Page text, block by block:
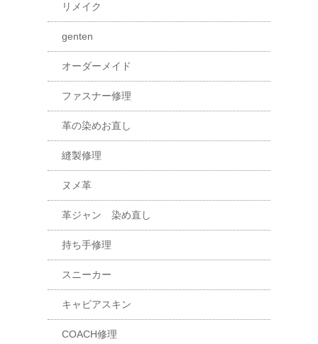
リメイク
genten
オーダーメイド
ファスナー修理
革の染めお直し
縫製修理
ヌメ革
革ジャン 染め直し
持ち手修理
スニーカー
キャビアスキン
COACH修理